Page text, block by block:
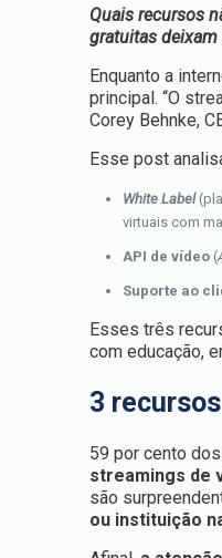
Quais recursos
gratuitas deixam
Enquanto a
principal. “O
Corey Behnke,
Esse post
White Label(
virtuais com
API de vídeo (
Suporte ao
Esses três
com educação,
3
59 por cento
streamings de
são
ou instituição